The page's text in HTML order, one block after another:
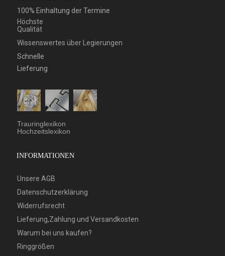
100% Einhaltung der Termine
Höchste
Qualität
Wissenswertes über Legierungen
Schnelle
Lieferung
Trauringlexikon
Hochzeitslexikon
INFORMATIONEN
Unsere AGB
Datenschutzerklärung
Widerrufsrecht
Lieferung,Zahlung und Versandkosten
Warum bei uns kaufen?
Ringgrößen